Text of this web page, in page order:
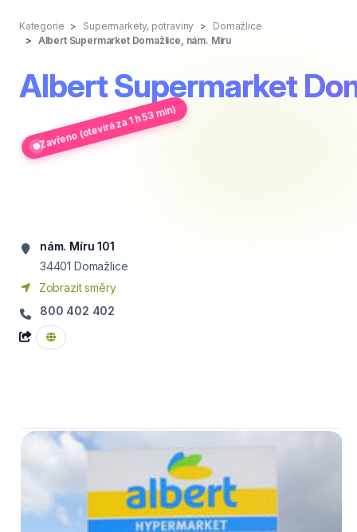
Kategorie Supermarkety, potraviny
Domažlice
Albert Supermarket Domažlice, nám. Míru
Albert Supermarket
Zavřeno (otevírá za 1 h 53 min)
nám. Míru 101
34401 Domažlice
Zobrazit směry
800 402 402